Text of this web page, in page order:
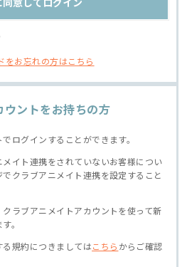
をお忘れの方はこちら
ントをお持ちの方
ログインすることができます。
イト連携をされていないお客様につい
クラブアニメイト連携を設定すること
ラブアニメイトアカウントを使って新
。
規約につきましてはこちら からご確認